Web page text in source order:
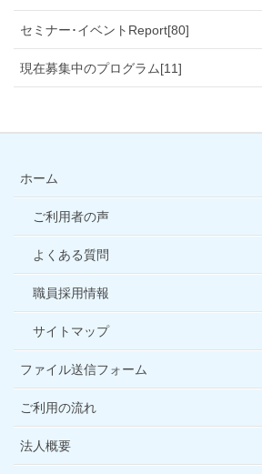
セミナー･イベントReport[80]
現在募集中のプログラム[11]
ホーム
ご利用者の声
よくある質問
職員採用情報
サイトマップ
ファイル送信フォーム
ご利用の流れ
法人概要